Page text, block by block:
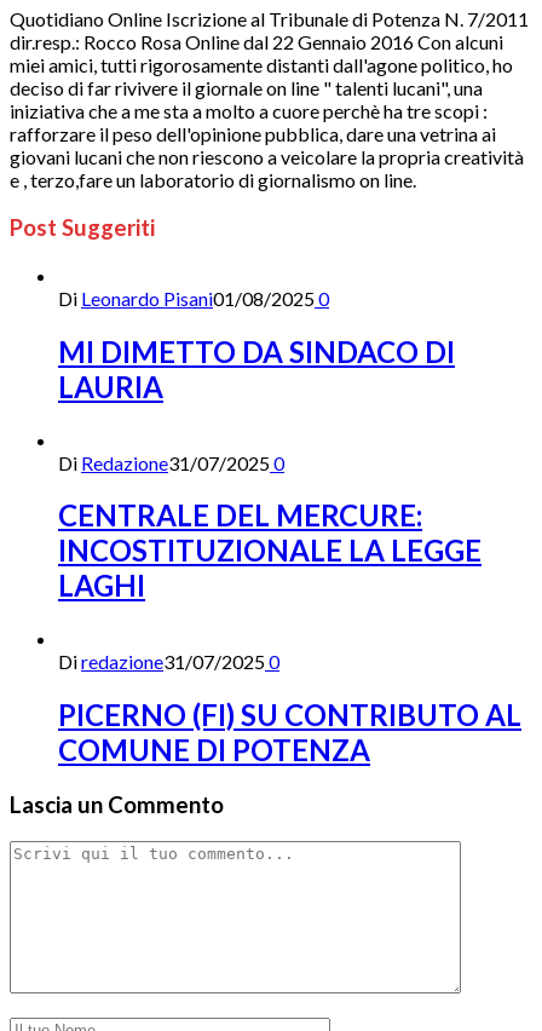
Quotidiano Online Iscrizione al Tribunale di Potenza N. 7/2011
dir.resp.: Rocco Rosa Online dal 22 Gennaio 2016 Con alcuni
miei amici, tutti rigorosamente distanti dall'agone politico, ho
deciso di far rivivere il giornale on line " talenti lucani", una
iniziativa che a me sta a molto a cuore perchè ha tre scopi :
rafforzare il peso dell'opinione pubblica, dare una vetrina ai
giovani lucani che non riescono a veicolare la propria creatività
e , terzo,fare un laboratorio di giornalismo on line.
Post Suggeriti
Di Leonardo Pisani01/08/20250
MI DIMETTO DA SINDACO DI
LAURIA
Di Redazione31/07/20250
CENTRALE DEL MERCURE:
INCOSTITUZIONALE LA LEGGE
LAGHI
Diredazione31/07/20250
PICERNO (FI) SU CONTRIBUTO AL
COMUNE DI POTENZA
Lascia un Commento